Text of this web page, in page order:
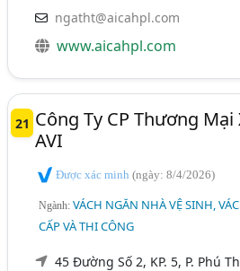
ngatht@aicahpl.com
www.aicahpl.com
21 Công Ty CP Thương
AVI
Được xác minh(ngày: 8/4/2026)
Ngành:VÁCH NGĂN NHÀ VỆ SINH,
CẤP VÀ THI CÔNG
45 Đường Số 2, KP. 5, P. Phú